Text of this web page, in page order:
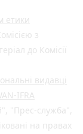
етики
з
до Комісії
видавці
IFRA
"Прес-служба",
на правах